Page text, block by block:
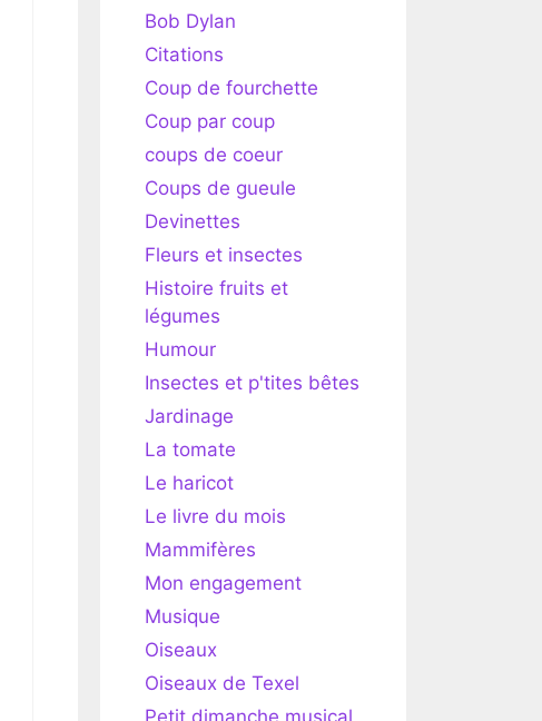
Bob Dylan
Citations
Coup de fourchette
Coup par coup
coups de coeur
Coups de gueule
Devinettes
Fleurs et insectes
Histoire fruits et
légumes
Humour
Insectes et p'tites bêtes
Jardinage
La tomate
Le haricot
Le livre du mois
Mammifères
Mon engagement
Musique
Oiseaux
Oiseaux de Texel
Petit dimanche musical